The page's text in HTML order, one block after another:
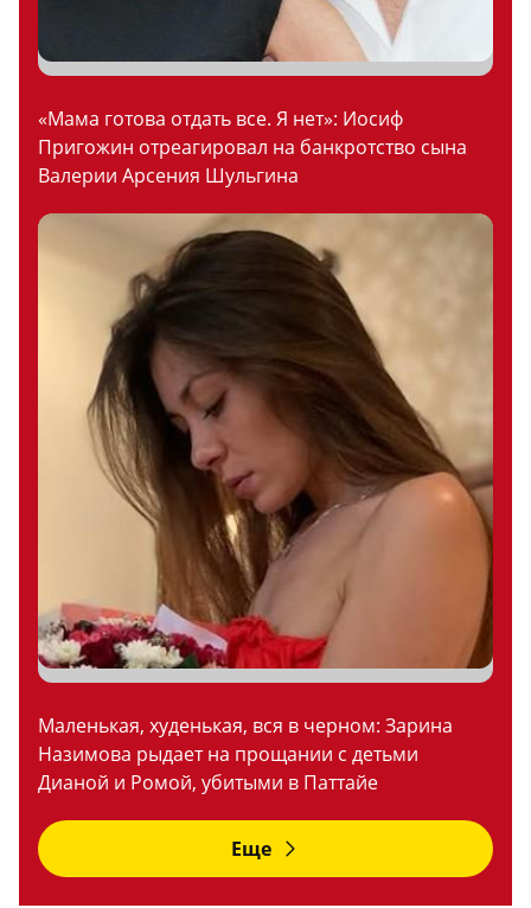
«Мама готова отдать все. Я нет»: Иосиф
Пригожин отреагировал на банкротство сына
Валерии Арсения Шульгина
Маленькая, худенькая, вся в черном: Зарина
Назимова рыдает на прощании с детьми
Дианой и Ромой, убитыми в Паттайе
Еще